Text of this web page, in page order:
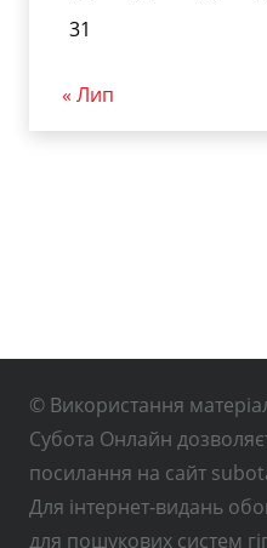
31
« Лип
© Використання
Субота Онлайн
посилання на сайт
Для інтернет-видань
для пошукових систем